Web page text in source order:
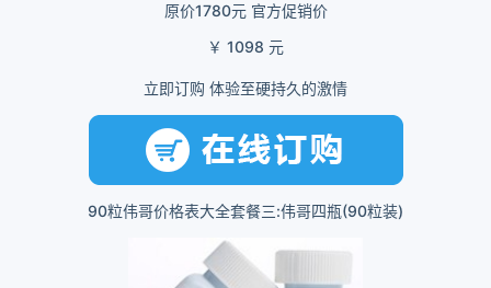
原价1780元 官方促销价
￥ 1098 元
立即订购 体验至硬持久的激情
90粒伟哥价格表大全套餐三:伟哥四瓶(90粒装)